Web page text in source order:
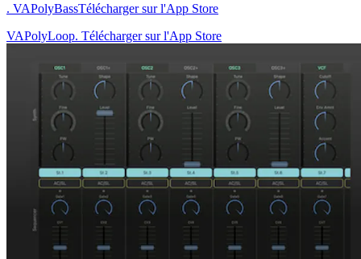
. VAPolyBassTélécharger sur l'App Store
VAPolyLoop. Télécharger sur l'App Store